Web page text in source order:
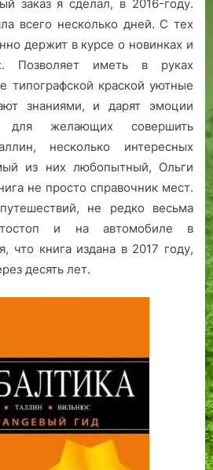
заказ я сделал, в 2016-году.
всего несколько дней. С тех
держит в курсе о новинках и
Позволяет иметь в руках
типографской краской уютные
знаниями, и дарят эмоции
для желающих совершить
несколько интересных
из них любопытный, Ольги
не просто справочник мест.
не редко весьма
и на автомобиле в
что книга издана в 2017 году,
десять лет.